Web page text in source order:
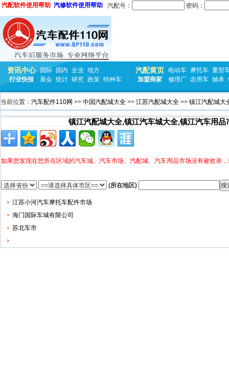
汽配软件使用帮助 汽修软件使用帮助 汽配号： 密码：
资讯中心 国际 国内 企业 地方
行业快报
展会 统计 研究 政策 特种车
汽配黄页 电动车 摩托车 重型
加盟商家
修理厂 农用车 轴承
当前位置： 汽车配件110网 >> 中国汽配城大全 >> 江苏汽配城大全 >> 镇江汽配城大
镇江汽配城大全,镇江汽车城大全,镇江汽车用品
如果您发现在您所在区域的汽车城、汽车市场、汽配城、汽车用品市场没有被收录
(所在地区)
江苏小河汽车摩托车配件市场
海门国际车城有限公司
苏北车市